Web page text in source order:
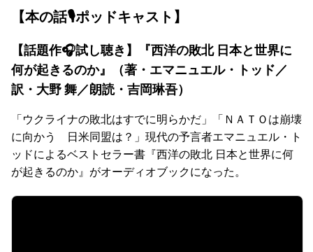
【本の話🎙ポッドキャスト】
【話題作🎧試し聴き】『西洋の敗北 日本と世界に
何が起きるのか』（著・エマニュエル・トッド／
訳・大野 舞／朗読・吉岡琳吾）
「ウクライナの敗北はすでに明らかだ」「ＮＡＴＯは崩壊
に向かう 日米同盟は？」現代の予言者エマニュエル・ト
ッドによるベストセラー書『西洋の敗北 日本と世界に何
が起きるのか』がオーディオブックになった。